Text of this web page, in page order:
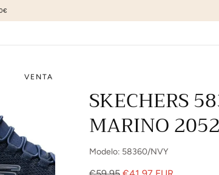
VENTA
SKECHERS
MARINO
Modelo: 58360/NVY